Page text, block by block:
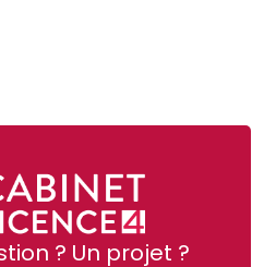
? Un projet ?